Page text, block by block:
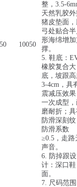
10050
整，3.5-
天然乳胶
猪皮垫面，
弓处贴合半
形海绵增加
撑。
5. 鞋底：
橡胶复合大
底，坡跟
3-4cm，具
震减压效果
一次成型
磨耐折；
防滑深刻纹
防滑系数
≥0.5，走路
声音。
6. 防掉跟设
计：深口鞋
面。
7. 尺码范围